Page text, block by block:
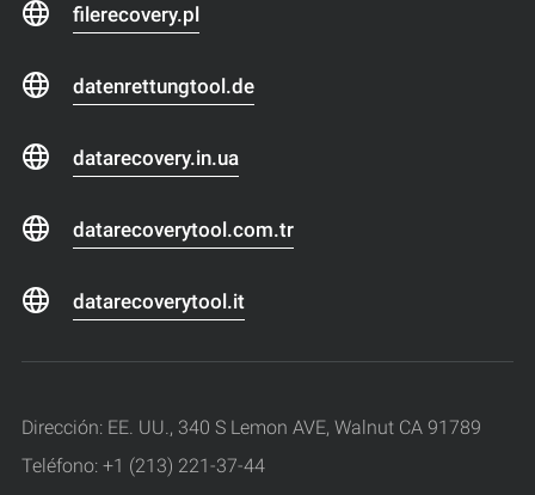
filerecovery.pl
datenrettungtool.de
datarecovery.in.ua
datarecoverytool.com.tr
datarecoverytool.it
Dirección: EE. UU., 340 S Lemon AVE, Walnut CA 91789
Teléfono: +1 (213) 221-37-44